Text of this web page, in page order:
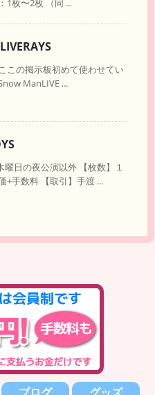
1枚〜2枚 （同 ...
この掲示板初めて使わせてい
ManLIVE ...
曜日の夜公演以外 【枚数】１
+手数料 【取引】手渡 ...